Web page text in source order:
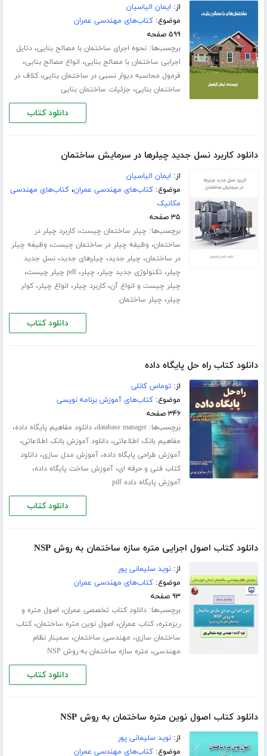
از: ایمان الیاسیان
موضوع:کتاب‌های مهندسی عمران
۵۹۹ صفحه
برچسب‌ها:نحوه اجرای ساختمان با مصالح بنایی،دتایل
اجرایی ساختمان با مصالح بنایی، انواع مصالح بنایی،
فرمول محاسبه دیوار نسبی در ساختمان بنایی،کلاف در
ساختمان بنایی، جزئیات ساختمان بنایی
دانلود کتاب
دانلود کاربرد نسل جدید چیلرها در سرمایش ساختمان
از: ایمان الیاسیان
موضوع:کتاب‌های مهندسی عمران،کتاب‌های مهندسی
مکانیک
۳۵ صفحه
برچسب‌ها: چیلر ساختمان چیست،کاربرد چیلر در
ساختمان، وظیفه چیلر در ساختمان چیست، وظیفه چیلر
در ساختمان، چیلر جدید، چیلرهای جدید،نسل جدید
چیلر، تکنولوژی جدید چیلر، چیلر،pdf چیلر چیست ،
چیلر چیست و انواع آن،کاربرد چیلر، انواع چیلر،کولر
چیلر، چیلر ساختمان
دانلود کتاب
دانلود کتاب راه حل پایگاه داده
از:توماس کانلی
موضوع:کتاب‌های آموزش برنامه نویسی
۳۴۶ صفحه
برچسب‌ها:database manager،دانلود مفاهیم پایگاه داده،
مفاهیم بانک اطلاعاتی،دانلود آموزش بانک اطلاعاتی،
آموزش طراحی پایگاه داده،آموزش مدل سازی،دانلود
کتاب فنی و حرفه ای،آموزش ساخت پایگاه داده،
آموزش پایگاه داده pdf
دانلود کتاب
دانلود کتاب اصول اجرایی متره سازه ساختمان به روش NSP
از:نوید سلیمانی پور
موضوع:کتاب‌های مهندسی عمران
۹۳ صفحه
برچسب‌ها:دانلود کتاب تخصصی عمران، اصول متره و
ریزمتره،کتاب عمران، اصول نوین متره ساختمان،کتاب
ساختمان سازی، مهندسی ساختمان، سمینار نظام
مهندسی، متره سازه ساختمان به روش NSP
دانلود کتاب
دانلود کتاب اصول نوین متره ساختمان به روش NSP
از:نوید سلیمانی پور
موضوع:کتاب‌های مهندسی عمران